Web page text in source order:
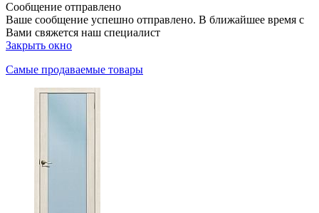
Сообщение отправлено
Ваше сообщение успешно отправлено. В ближайшее время с
Вами свяжется наш специалист
Закрыть окно
Самые продаваемые товары